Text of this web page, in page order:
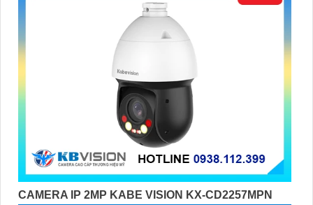
CAMERA IP 2MP KABE VISION KX-CD2257MPN